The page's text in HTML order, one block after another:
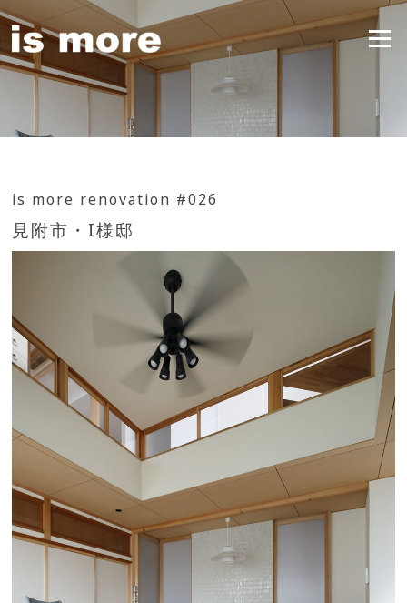
Skip
to
content
Menu
is more renovation #026
見附市・I様邸